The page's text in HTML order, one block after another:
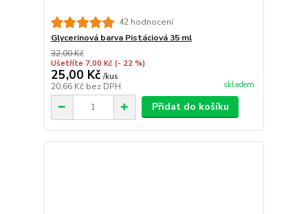
42 hodnocení
Glycerinová barva Pistáciová 35 ml
32,00 Kč
Ušetříte 7,00 Kč (- 22 %)
25,00 Kč /kus
20,66 Kč bez DPH skladem
Přidat do košíku